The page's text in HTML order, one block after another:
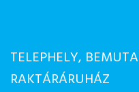
TELEPHELY,
RAKTÁRÁRUHÁZ